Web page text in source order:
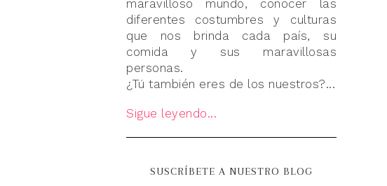
maravilloso mundo, conocer las
diferentes costumbres y culturas
que nos brinda cada país, su
comida y sus maravillosas
personas.
¿Tú también eres de los nuestros?...
Sigue leyendo...
SUSCRÍBETE A NUESTRO BLOG